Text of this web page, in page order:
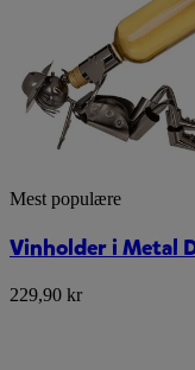
Mest populære
Vinholder i Metal
229,90 kr